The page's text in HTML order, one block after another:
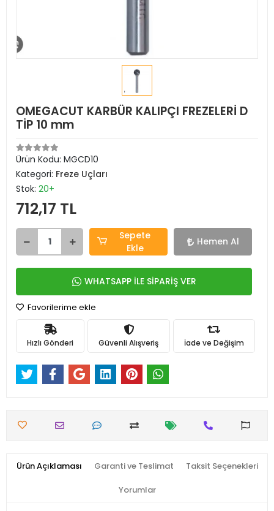
OMEGACUT KARBÜR KALIPÇI FREZELERİ D
TİP 10 mm
Ürün Kodu: MGCD10
Kategori: Freze Uçları
Stok: 20+
712,17 TL
Sepete
Ekle
Hemen Al
WHATSAPP İLE SİPARİŞ VER
Favorilerime ekle
Hızlı Gönderi Güvenli Alışveriş İade ve Değişim
Ürün Açıklaması Garanti ve Teslimat Taksit Seçenekleri
Yorumlar